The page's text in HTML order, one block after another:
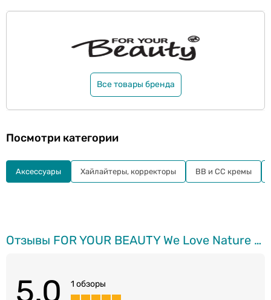
Все товары бренда
Отзывы FOR YOUR BEAUTY We Love Nature кисть для румян
5.0 1 обзоры
Посмотри категории
Aксессуары Хайлайтеры, корректоры BB и СС кремы